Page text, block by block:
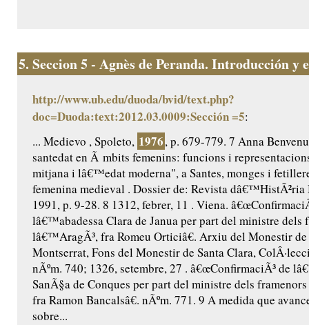
5. Seccion 5 - Agnès de Peranda. Introducción y
http://www.ub.edu/duoda/bvid/text.php?
doc=Duoda:text:2012.03.0009:Sección =5:
... Medievo , Spoleto, 1976, p. 679-779. 7 Anna
santedat en Ã mbits femenins: funcions i
mitjana i lâ€™edat moderna", a Santes, monges i
femenina medieval . Dossier de: Revista dâ€™HistÃ²ria
1991, p. 9-28. 8 1312, febrer, 11 . Viena.
lâ€™abadessa Clara de Janua per part del ministre dels
lâ€™AragÃ³, fra Romeu Orticiâ€. Arxiu del Monestir de
Montserrat, Fons del Monestir de Santa Clara,
nÃºm. 740; 1326, setembre, 27 . â€œConfirmaciÃ³ de
SanÃ§a de Conques per part del ministre dels
fra Ramon Bancalsâ€. nÃºm. 771. 9 A medida que
sobre...